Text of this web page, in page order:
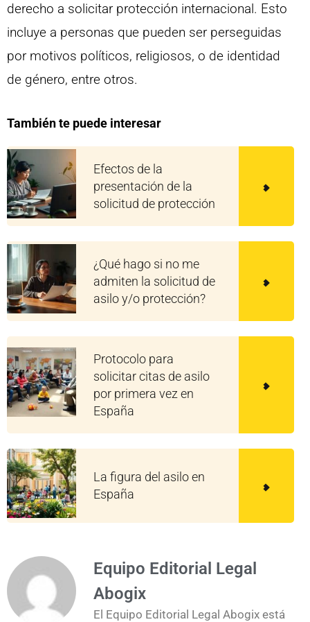
derecho a solicitar protección internacional. Esto
incluye a personas que pueden ser perseguidas
por motivos políticos, religiosos, o de identidad
de género, entre otros.
También te puede interesar
Efectos de la
presentación de la
solicitud de protección
¿Qué hago si no me
admiten la solicitud de
asilo y/o protección?
Protocolo para
solicitar citas de asilo
por primera vez en
España
La figura del asilo en
España
Equipo Editorial Legal
Abogix
El Equipo Editorial Legal Abogix está